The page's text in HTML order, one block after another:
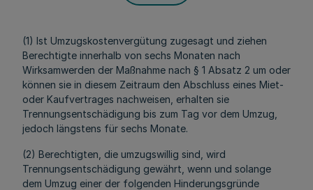
(1) Ist Umzugskostenvergütung zugesagt und ziehen
Berechtigte innerhalb von sechs Monaten nach
Wirksamwerden der Maßnahme nach § 1 Absatz 2 um oder
können sie in diesem Zeitraum den Abschluss eines Miet-
oder Kaufvertrages nachweisen, erhalten sie
Trennungsentschädigung bis zum Tag vor dem Umzug,
jedoch längstens für sechs Monate.
(2) Berechtigten, die umzugswillig sind, wird
Trennungsentschädigung gewährt, wenn und solange
dem Umzug einer der folgenden Hinderungsgründe